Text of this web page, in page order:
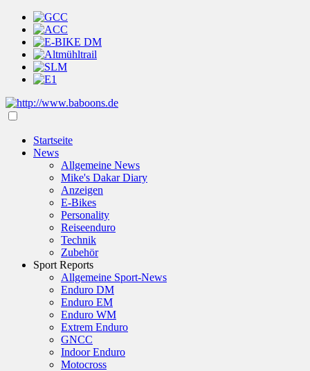
Startseite
News
Allgemeine News
Mike's Dakar Diary
Anzeigen
E-Bikes
Personality
Reiseenduro
Technik
Zubehör
Sport Reports
Allgemeine Sport-News
Enduro DM
Enduro EM
Enduro WM
Extrem Enduro
GNCC
Indoor Enduro
Motocross